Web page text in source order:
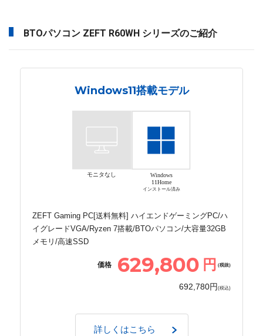
BTOパソコン ZEFT R60WH シリーズのご紹介
Windows11搭載モデル
モニタなし
Windows
11Home
インストール済み
ZEFT Gaming PC[送料無料] ハイエンドゲーミングPC/ハ
イグレードVGA/Ryzen 7搭載/BTOパソコン/大容量32GB
メモリ/高速SSD
価格 629,800 円 (税抜)
692,780円 (税込)
詳しくはこちら